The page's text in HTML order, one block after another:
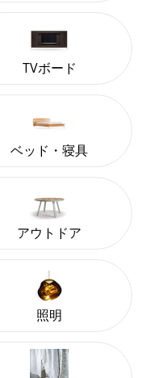
TVボード
ベッド・寝具
アウトドア
照明